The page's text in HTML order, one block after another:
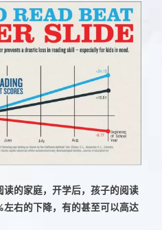
读的家庭，开学后，孩子的阅读
右的下降，有的甚至可以高达